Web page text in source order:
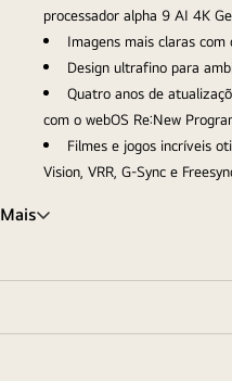
processador alpha 9 AI 4K
Imagens mais claras com
Design ultrafino para
Quatro anos de
com o webOS Re:New
Filmes e jogos incríveis
Vision, VRR, G-Sync e
Mais